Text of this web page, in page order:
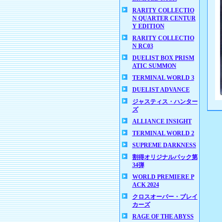
RARITY COLLECTIO
N QUARTER CENTUR
Y EDITION
RARITY COLLECTIO
N RC03
DUELIST BOX PRISM
ATIC SUMMON
TERMINAL WORLD 3
DUELIST ADVANCE
ジャスティス・ハンター
ズ
ALLIANCE INSIGHT
TERMINAL WORLD 2
SUPREME DARKNESS
割得オリジナルパック第
34弾
WORLD PREMIERE P
ACK 2024
クロスオーバー・ブレイ
カーズ
RAGE OF THE ABYSS